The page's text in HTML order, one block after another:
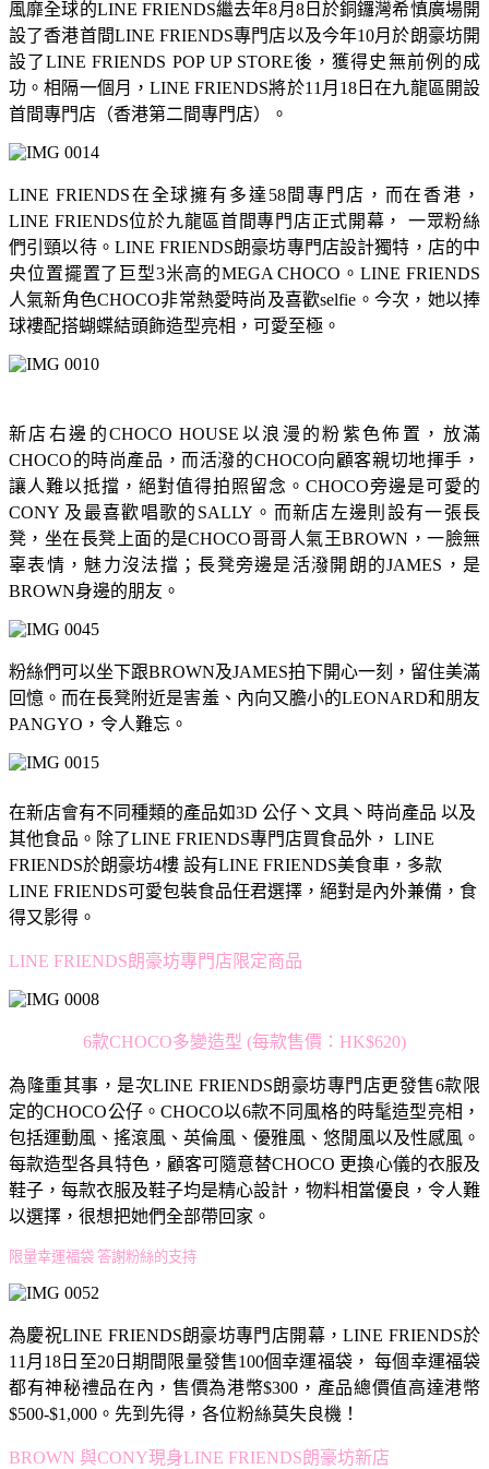
風靡全球的LINE FRIENDS繼去年8月8日於銅鑼灣希慎廣場開
設了香港首間LINE FRIENDS專門店以及今年10月於朗豪坊開
設了LINE FRIENDS POP UP STORE後，獲得史無前例的成
功。相隔一個月，LINE FRIENDS將於11月18日在九龍區開設
首間專門店（香港第二間專門店）。
LINE FRIENDS在全球擁有多達58間專門店，而在香港，
LINE FRIENDS位於九龍區首間專門店正式開幕， 一眾粉絲
們引頸以待。LINE FRIENDS朗豪坊專門店設計獨特，店的中
央位置擺置了巨型3米高的MEGA CHOCO。LINE FRIENDS
人氣新角色CHOCO非常熱愛時尚及喜歡selfie。今次，她以捧
球褸配搭蝴蝶結頭飾造型亮相，可愛至極。
新店右邊的CHOCO HOUSE以浪漫的粉紫色佈置，放滿
CHOCO的時尚產品，而活潑的CHOCO向顧客親切地揮手，
讓人難以抵擋，絕對值得拍照留念。CHOCO旁邊是可愛的
CONY 及最喜歡唱歌的SALLY。而新店左邊則設有一張長
凳，坐在長凳上面的是CHOCO哥哥人氣王BROWN，一臉無
辜表情，魅力沒法擋；長凳旁邊是活潑開朗的JAMES，是
BROWN身邊的朋友。
粉絲們可以坐下跟BROWN及JAMES拍下開心一刻，留住美滿
回憶。而在長凳附近是害羞、內向又膽小的LEONARD和朋友
PANGYO，令人難忘。
在新店會有不同種類的產品如3D 公仔丶文具丶時尚產品 以及
其他食品。除了LINE FRIENDS專門店買食品外， LINE
FRIENDS於朗豪坊4樓 設有LINE FRIENDS美食車，多款
LINE FRIENDS可愛包裝食品任君選擇，絕對是內外兼備，食
得又影得。
LINE FRIENDS朗豪坊專門店限定商品
6款CHOCO多變造型 (每款售價：HK$620)
為隆重其事，是次LINE FRIENDS朗豪坊專門店更發售6款限
定的CHOCO公仔。CHOCO以6款不同風格的時髦造型亮相，
包括運動風、搖滾風、英倫風、優雅風、悠閒風以及性感風。
每款造型各具特色，顧客可隨意替CHOCO 更換心儀的衣服及
鞋子，每款衣服及鞋子均是精心設計，物料相當優良，令人難
以選擇，很想把她們全部帶回家。
限量幸運福袋 答謝粉絲的支持
為慶祝LINE FRIENDS朗豪坊專門店開幕，LINE FRIENDS於
11月18日至20日期間限量發售100個幸運福袋， 每個幸運福袋
都有神秘禮品在內，售價為港幣$300，產品總價值高達港幣
$500-$1,000。先到先得，各位粉絲莫失良機！
BROWN 與CONY現身LINE FRIENDS朗豪坊新店